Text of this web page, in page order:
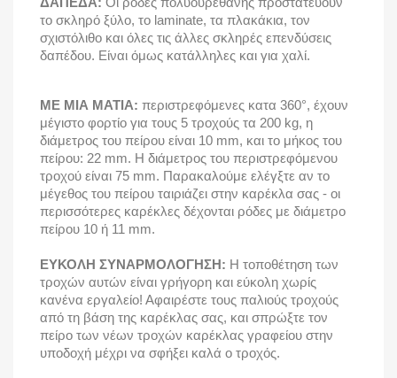
το σκληρό ξύλο, το laminate, τα πλακάκια, τον
σχιστόλιθο και όλες τις άλλες σκληρές επενδύσεις
δαπέδου. Είναι όμως κατάλληλες και για χαλί.
ΜΕ ΜΙΑ ΜΑΤΙΑ: περιστρεφόμενες κατα 360°, έχουν
μέγιστο φορτίο για τους 5 τροχούς τα 200 kg, η
διάμετρος του πείρου είναι 10 mm, και το μήκος του
πείρου: 22 mm. Η διάμετρος του περιστρεφόμενου
τροχού είναι 75 mm. Παρακαλούμε ελέγξτε αν το
μέγεθος του πείρου ταιριάζει στην καρέκλα σας - οι
περισσότερες καρέκλες δέχονται ρόδες με διάμετρο
πείρου 10 ή 11 mm.
ΕΥΚΟΛΗ ΣΥΝΑΡΜΟΛΟΓΗΣΗ: Η τοποθέτηση των
τροχών αυτών είναι γρήγορη και εύκολη χωρίς
κανένα εργαλείο! Αφαιρέστε τους παλιούς τροχούς
από τη βάση της καρέκλας σας, και σπρώξτε τον
πείρο των νέων τροχών καρέκλας γραφείου στην
υποδοχή μέχρι να σφήξει καλά ο τροχός.